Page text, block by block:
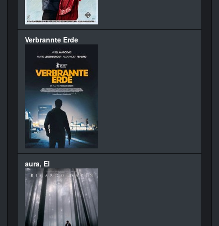
Verbrannte Erde
aura, El